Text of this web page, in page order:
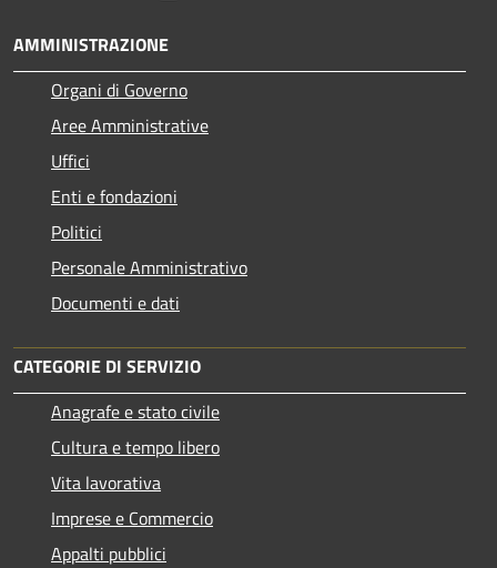
AMMINISTRAZIONE
Organi di Governo
Aree Amministrative
Uffici
Enti e fondazioni
Politici
Personale Amministrativo
Documenti e dati
CATEGORIE DI SERVIZIO
Anagrafe e stato civile
Cultura e tempo libero
Vita lavorativa
Imprese e Commercio
Appalti pubblici